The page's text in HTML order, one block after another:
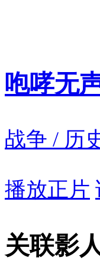
咆哮无
战争 / 历
播放正片
关联影